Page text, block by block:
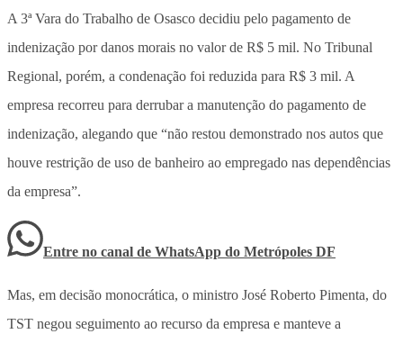
A 3ª Vara do Trabalho de Osasco decidiu pelo pagamento de
indenização por danos morais no valor de R$ 5 mil. No Tribunal
Regional, porém, a condenação foi reduzida para R$ 3 mil. A
empresa recorreu para derrubar a manutenção do pagamento de
indenização, alegando que “não restou demonstrado nos autos que
houve restrição de uso de banheiro ao empregado nas dependências
da empresa”.
Entre no canal de WhatsApp do Metrópoles DF
Mas, em decisão monocrática, o ministro José Roberto Pimenta, do
TST negou seguimento ao recurso da empresa e manteve a